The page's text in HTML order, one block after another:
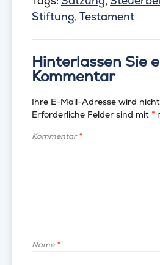
Stiftung, Testament
Hinterlassen Sie
Kommentar
Ihre E-Mail-Adresse wird
Erforderliche Felder sind mit *
Kommentar*
Name *